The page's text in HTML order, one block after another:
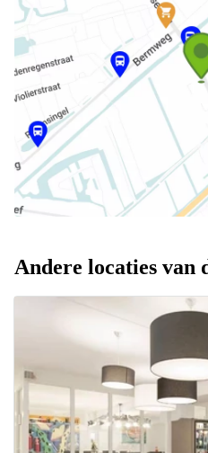
Andere locaties van